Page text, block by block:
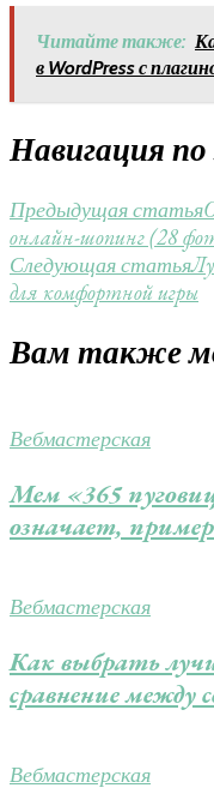
Читайте также:
в WordPress с
Навигация
Предыдущая статья
онлайн-шопинг (28
Следующая статья
для комфортной игры
Вам также
Вебмастерская
Мем «365
означает,
Вебмастерская
Как выбрать
сравнение между
Вебмастерская